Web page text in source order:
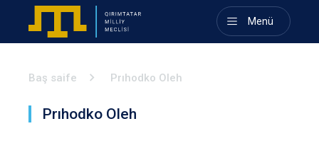
Menü
Baş saife Prıhodko Oleh
Prıhodko Oleh